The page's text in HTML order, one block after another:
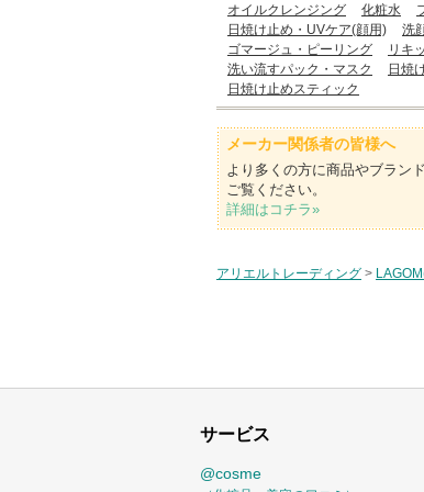
オイルクレンジング 化粧水
日焼け止め・UVケア(顔用)
洗
ゴマージュ・ピーリング
リキ
洗い流すパック・マスク
日焼
日焼け止めスティック
メーカー関係者の皆様へ
より多くの方に商品やブラン
ご覧ください。
詳細はコチラ»
アリエルトレーディング >
サービス
@cosme